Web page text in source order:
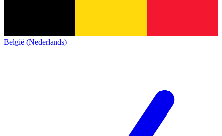
België (Nederlands)